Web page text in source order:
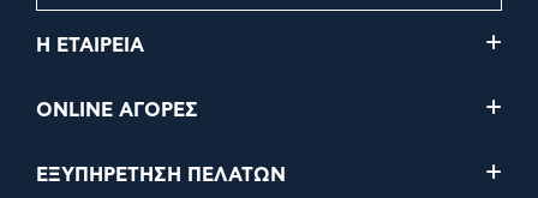
Η ΕΤΑΙΡΕΙΑ
ONLINE ΑΓΟΡΕΣ
ΕΞΥΠΗΡΕΤΗΣΗ ΠΕΛΑΤΩΝ